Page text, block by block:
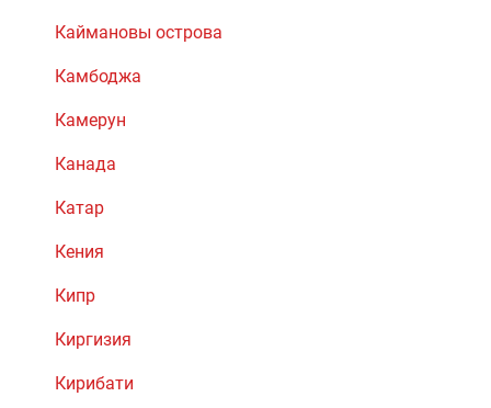
Каймановы острова
Камбоджа
Камерун
Канада
Катар
Кения
Кипр
Киргизия
Кирибати